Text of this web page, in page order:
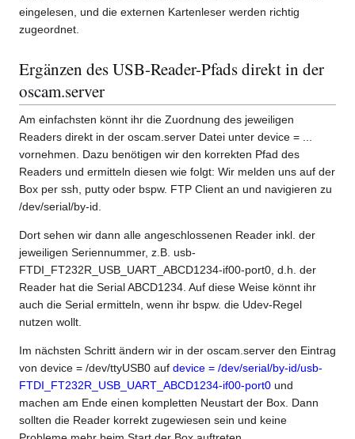
eingelesen, und die externen Kartenleser werden richtig
zugeordnet.
Ergänzen des USB-Reader-Pfads direkt in der
oscam.server
Am einfachsten könnt ihr die Zuordnung des jeweiligen
Readers direkt in der oscam.server Datei unter device = ...
vornehmen. Dazu benötigen wir den korrekten Pfad des
Readers und ermitteln diesen wie folgt: Wir melden uns auf der
Box per ssh, putty oder bspw. FTP Client an und navigieren zu
/dev/serial/by-id.
Dort sehen wir dann alle angeschlossenen Reader inkl. der
jeweiligen Seriennummer, z.B. usb-
FTDI_FT232R_USB_UART_ABCD1234-if00-port0, d.h. der
Reader hat die Serial ABCD1234. Auf diese Weise könnt ihr
auch die Serial ermitteln, wenn ihr bspw. die Udev-Regel
nutzen wollt.
Im nächsten Schritt ändern wir in der oscam.server den Eintrag
von device = /dev/ttyUSB0 auf device = /dev/serial/by-id/usb-
FTDI_FT232R_USB_UART_ABCD1234-if00-port0 und
machen am Ende einen kompletten Neustart der Box. Dann
sollten die Reader korrekt zugewiesen sein und keine